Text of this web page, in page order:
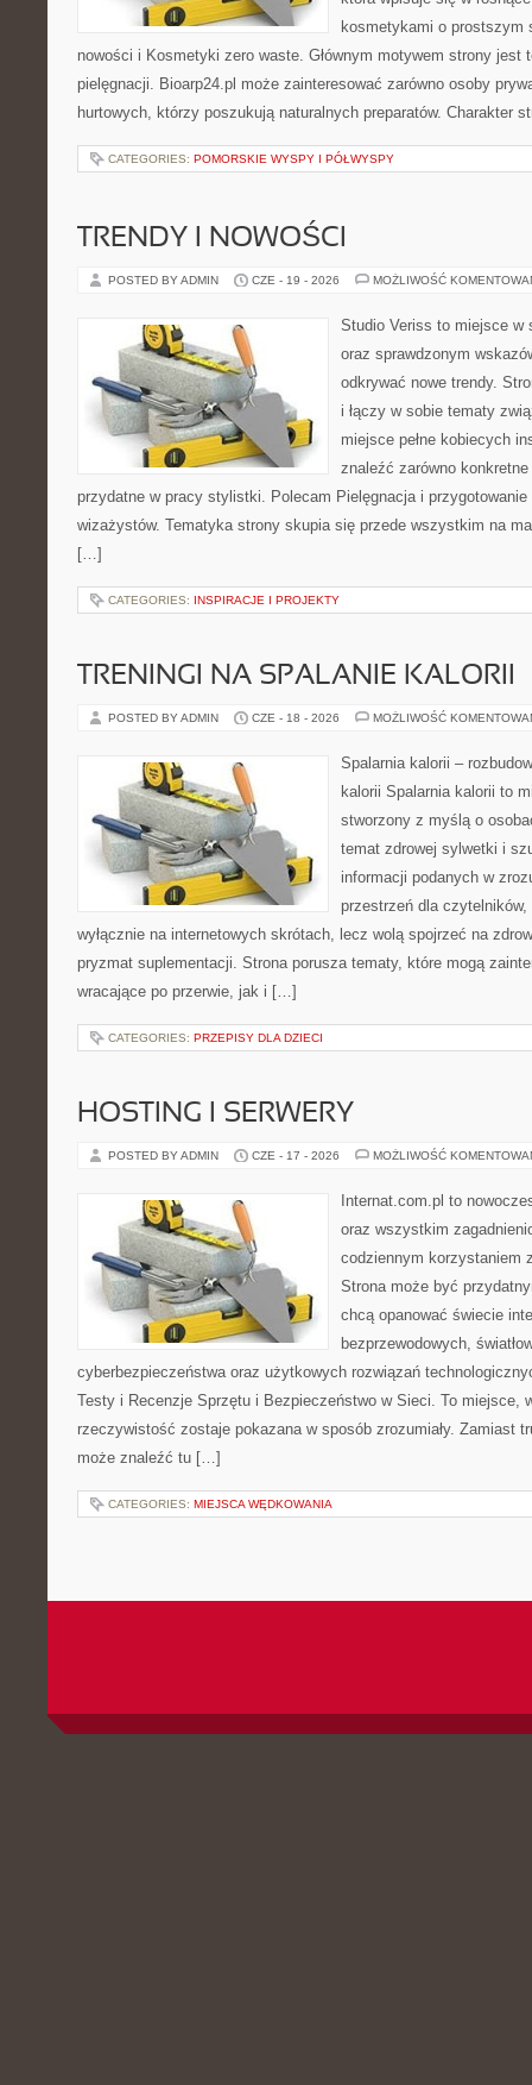
kosmetykami o prostszym
nowości i Kosmetyki zero waste. Głównym motywem strony jest
pielęgnacji. Bioarp24.pl może zainteresować zarówno osoby
hurtowych, którzy poszukują naturalnych preparatów. Charakter
CATEGORIES: POMORSKIE WYSPY I PÓŁWYSPY
TRENDY I NOWOŚCI
POSTED BY ADMIN CZE - 19 - 2026 MOŻLIWOŚĆ
Studio Veriss to miejsce w
oraz sprawdzonym
odkrywać nowe trendy.
i łączy w sobie tematy
miejsce pełne kobiecych
znaleźć zarówno
przydatne w pracy stylistki. Polecam Pielęgnacja i
wizażystów. Tematyka strony skupia się przede wszystkim na
[…]
CATEGORIES: INSPIRACJE I PROJEKTY
TRENINGI NA SPALANIE KALORII
POSTED BY ADMIN CZE - 18 - 2026 MOŻLIWOŚĆ
Spalarnia kalorii –
kalorii Spalarnia kalorii to
stworzony z myślą o
temat zdrowej sylwetki i
informacji podanych w
przestrzeń dla
wyłącznie na internetowych skrótach, lecz wolą spojrzeć na
pryzmat suplementacji. Strona porusza tematy, które mogą
wracające po przerwie, jak i […]
CATEGORIES: PRZEPISY DLA DZIECI
HOSTING I SERWERY
POSTED BY ADMIN CZE - 17 - 2026 MOŻLIWOŚĆ
Internat.com.pl to
oraz wszystkim
codziennym korzystaniem
Strona może być
chcą opanować świecie
bezprzewodowych,
cyberbezpieczeństwa oraz użytkowych rozwiązań
Testy i Recenzje Sprzętu i Bezpieczeństwo w Sieci. To miejsce,
rzeczywistość zostaje pokazana w sposób zrozumiały. Zamiast
może znaleźć tu […]
CATEGORIES: MIEJSCA WĘDKOWANIA